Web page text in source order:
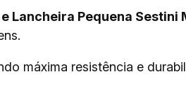
Lancheira Pequena Sestini
máxima resistência e